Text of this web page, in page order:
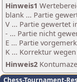
Hinweis1
blank ... Partie
V ... Partie gewertet
- ... Partie nicht
E ... Partie
K ... Korrektur
Hinweis2
Chess-Tournament-